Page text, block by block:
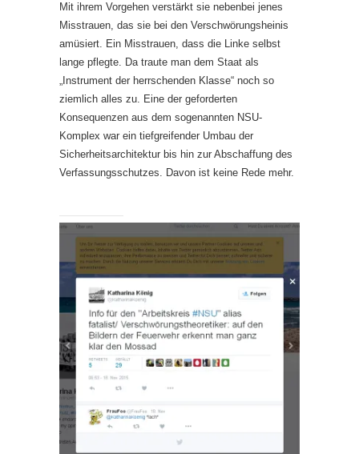
Mit ihrem Vorgehen verstärkt sie nebenbei jenes
Misstrauen, das sie bei den Verschwörungsheinis
amüsiert. Ein Misstrauen, dass die Linke selbst
lange pflegte. Da traute man dem Staat als
„Instrument der herrschenden Klasse“ noch so
ziemlich alles zu. Eine der geforderten
Konsequenzen aus dem sogenannten NSU-
Komplex war ein tiefgreifender Umbau der
Sicherheitsarchitektur bis hin zur Abschaffung des
Verfassungsschutzes. Davon ist keine Rede mehr.